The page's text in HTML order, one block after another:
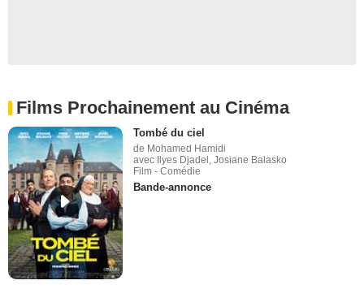
Films Prochainement au Cinéma
Tombé du ciel
de Mohamed Hamidi
avec Ilyes Djadel, Josiane Balasko
Film - Comédie
Bande-annonce